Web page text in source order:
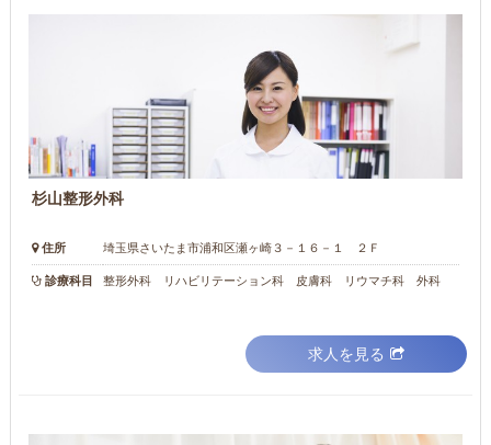
杉山整形外科
住所 埼玉県さいたま市浦和区瀬ヶ崎３－１６－１ ２Ｆ
診療科目 整形外科 リハビリテーション科 皮膚科 リウマチ科 外科
求人を見る